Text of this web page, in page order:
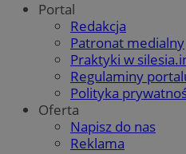
Portal
Redakcja
Patronat medialny
Praktyki w
Regulaminy
Polityka
Oferta
Napisz do nas
Reklama